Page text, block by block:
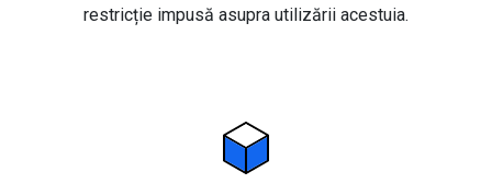
restricție impusă asupra utilizării acestuia.